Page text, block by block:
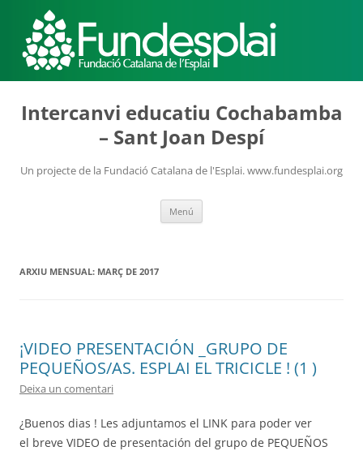
Intercanvi educatiu Cochabamba
– Sant Joan Despí
Un projecte de la Fundació Catalana de l'Esplai. www.fundesplai.org
Menú
ARXIU MENSUAL: MARÇ DE 2017
¡VIDEO PRESENTACIÓN _GRUPO DE
PEQUEÑOS/AS. ESPLAI EL TRICICLE ! (1 )
Deixa un comentari
¿Buenos dias ! Les adjuntamos el LINK para poder ver
el breve VIDEO de presentación del grupo de PEQUEÑOS
MÓN ESCOLAR
ALBERG CENTRE ESPLAI
CASES DE COLÒNIES
ACCIÓ SOCIAL I JOVES